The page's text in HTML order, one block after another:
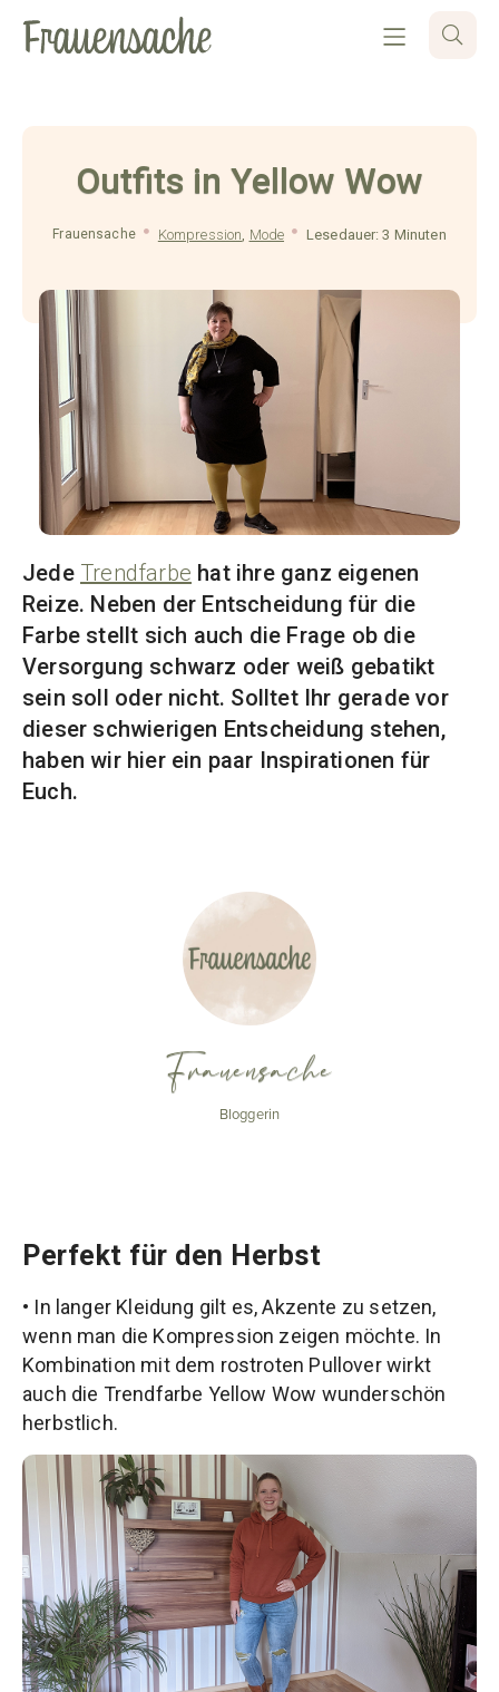
Outfits in Yellow Wow
Frauensache Kompression, Mode Lesedauer: 3 Minuten
Jede Trendfarbe hat ihre ganz eigenen
Reize. Neben der Entscheidung für die
Farbe stellt sich auch die Frage ob die
Versorgung schwarz oder weiß gebatikt
sein soll oder nicht. Solltet Ihr gerade vor
dieser schwierigen Entscheidung stehen,
haben wir hier ein paar Inspirationen für
Euch.
Frauensache
Bloggerin
Perfekt für den Herbst
• In langer Kleidung gilt es, Akzente zu setzen,
wenn man die Kompression zeigen möchte. In
Kombination mit dem rostroten Pullover wirkt
auch die Trendfarbe Yellow Wow wunderschön
herbstlich.